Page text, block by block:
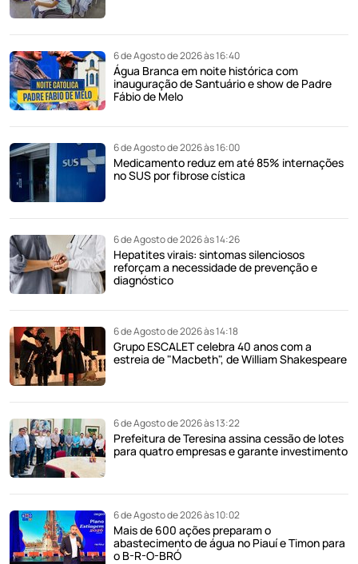
6 de Agosto de 2026 às 16:40
Água Branca em noite histórica com
inauguração de Santuário e show de Padre
Fábio de Melo
6 de Agosto de 2026 às 16:00
Medicamento reduz em até 85% internações
no SUS por fibrose cística
6 de Agosto de 2026 às 14:26
Hepatites virais: sintomas silenciosos
reforçam a necessidade de prevenção e
diagnóstico
6 de Agosto de 2026 às 14:18
Grupo ESCALET celebra 40 anos com a
estreia de "Macbeth", de William Shakespeare
6 de Agosto de 2026 às 13:22
Prefeitura de Teresina assina cessão de lotes
para quatro empresas e garante investimento
6 de Agosto de 2026 às 10:02
Mais de 600 ações preparam o
abastecimento de água no Piauí e Timon para
o B-R-O-BRÓ